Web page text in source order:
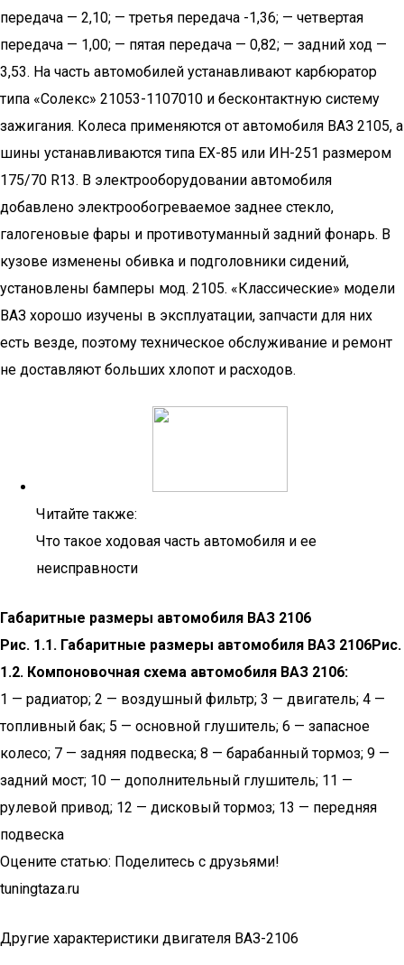
передача — 2,10; — третья передача -1,36; — четвертая
передача — 1,00; — пятая передача — 0,82; — задний ход —
3,53. На часть автомобилей устанавливают карбюратор
типа «Солекс» 21053-1107010 и бесконтактную систему
зажигания. Колеса применяются от автомобиля ВАЗ 2105, а
шины устанавливаются типа ЕХ-85 или ИН-251 размером
175/70 R13. В электрооборудовании автомобиля
добавлено электрообогреваемое заднее стекло,
галогеновые фары и противотуманный задний фонарь. В
кузове изменены обивка и подголовники сидений,
установлены бамперы мод. 2105. «Классические» модели
ВАЗ хорошо изучены в эксплуатации, запчасти для них
есть везде, поэтому техническое обслуживание и ремонт
не доставляют больших хлопот и расходов.
Читайте также:
Что такое ходовая часть автомобиля и ее
неисправности
Габаритные размеры автомобиля ВАЗ 2106
Рис. 1.1. Габаритные размеры автомобиля ВАЗ 2106Рис.
1.2. Компоновочная схема автомобиля ВАЗ 2106:
1 — радиатор; 2 — воздушный фильтр; 3 — двигатель; 4 —
топливный бак; 5 — основной глушитель; 6 — запасное
колесо; 7 — задняя подвеска; 8 — барабанный тормоз; 9 —
задний мост; 10 — дополнительный глушитель; 11 —
рулевой привод; 12 — дисковый тормоз; 13 — передняя
подвеска
Оцените статью: Поделитесь с друзьями!
tuningtaza.ru
Другие характеристики двигателя ВАЗ-2106